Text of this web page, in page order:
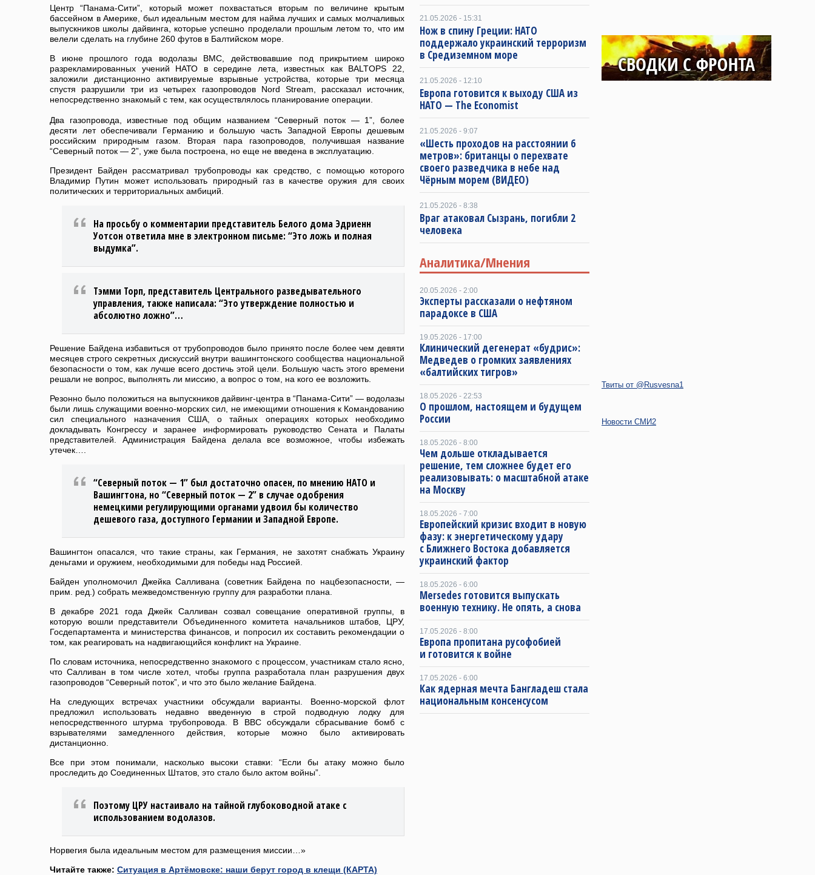
Центр “Панама-Сити”, который может похвастаться вторым по величине крытым
бассейном в Америке, был идеальным местом для найма лучших и самых молчаливых
выпускников школы дайвинга, которые успешно проделали прошлым летом то, что им
велели сделать на глубине 260 футов в Балтийском море.
В июне прошлого года водолазы ВМС, действовавшие под прикрытием широко
разрекламированных учений НАТО в середине лета, известных как BALTOPS 22,
заложили дистанционно активируемые взрывные устройства, которые три месяца
спустя разрушили три из четырех газопроводов Nord Stream, рассказал источник,
непосредственно знакомый с тем, как осуществлялось планирование операции.
Два газопровода, известные под общим названием “Северный поток — 1”, более
десяти лет обеспечивали Германию и большую часть Западной Европы дешевым
российским природным газом. Вторая пара газопроводов, получившая название
“Северный поток — 2”, уже была построена, но еще не введена в эксплуатацию.
Президент Байден рассматривал трубопроводы как средство, с помощью которого
Владимир Путин может использовать природный газ в качестве оружия для своих
политических и территориальных амбиций.
На просьбу о комментарии представитель Белого дома Эдриенн
Уотсон ответила мне в электронном письме: “Это ложь и полная
выдумка”.
Тэмми Торп, представитель Центрального разведывательного
управления, также написала: “Это утверждение полностью и
абсолютно ложно”…
Решение Байдена избавиться от трубопроводов было принято после более чем девяти
месяцев строго секретных дискуссий внутри вашингтонского сообщества национальной
безопасности о том, как лучше всего достичь этой цели. Большую часть этого времени
решали не вопрос, выполнять ли миссию, а вопрос о том, на кого ее возложить.
Резонно было положиться на выпускников дайвинг-центра в “Панама-Сити” — водолазы
были лишь служащими военно-морских сил, не имеющими отношения к Командованию
сил специального назначения США, о тайных операциях которых необходимо
докладывать Конгрессу и заранее информировать руководство Сената и Палаты
представителей. Администрация Байдена делала все возможное, чтобы избежать
утечек….
“Северный поток — 1” был достаточно опасен, по мнению НАТО и
Вашингтона, но “Северный поток — 2” в случае одобрения
немецкими регулирующими органами удвоил бы количество
дешевого газа, доступного Германии и Западной Европе.
Вашингтон опасался, что такие страны, как Германия, не захотят снабжать Украину
деньгами и оружием, необходимыми для победы над Россией.
Байден уполномочил Джейка Салливана (советник Байдена по нацбезопасности, —
прим. ред.) собрать межведомственную группу для разработки плана.
В декабре 2021 года Джейк Салливан созвал совещание оперативной группы, в
которую вошли представители Объединенного комитета начальников штабов, ЦРУ,
Госдепартамента и министерства финансов, и попросил их составить рекомендации о
том, как реагировать на надвигающийся конфликт на Украине.
По словам источника, непосредственно знакомого с процессом, участникам стало ясно,
что Салливан в том числе хотел, чтобы группа разработала план разрушения двух
газопроводов “Северный поток”, и что это было желание Байдена.
На следующих встречах участники обсуждали варианты. Военно-морской флот
предложил использовать недавно введенную в строй подводную лодку для
непосредственного штурма трубопровода. В ВВС обсуждали сбрасывание бомб с
взрывателями замедленного действия, которые можно было активировать
дистанционно.
Все при этом понимали, насколько высоки ставки: “Если бы атаку можно было
проследить до Соединенных Штатов, это стало было актом войны”.
Поэтому ЦРУ настаивало на тайной глубоководной атаке с
использованием водолазов.
Норвегия была идеальным местом для размещения миссии…»
Читайте также: Ситуация в Артёмовске: наши берут город в клещи (КАРТА)
21.05.2026 - 15:31
Нож в спину Греции: НАТО
поддержало украинский терроризм
в Средиземном море
21.05.2026 - 12:10
Европа готовится к выходу США из
НАТО — The Economist
21.05.2026 - 9:07
«Шесть проходов на расстоянии 6
метров»: британцы о перехвате
своего разведчика в небе над
Чёрным морем (ВИДЕО)
21.05.2026 - 8:38
Враг атаковал Сызрань, погибли 2
человека
Аналитика/Мнения
20.05.2026 - 2:00
Эксперты рассказали о нефтяном
парадоксе в США
19.05.2026 - 17:00
Клинический дегенерат «будрис»:
Медведев о громких заявлениях
«балтийских тигров»
18.05.2026 - 22:53
О прошлом, настоящем и будущем
России
18.05.2026 - 8:00
Чем дольше откладывается
решение, тем сложнее будет его
реализовывать: о масштабной атаке
на Москву
18.05.2026 - 7:00
Европейский кризис входит в новую
фазу: к энергетическому удару
с Ближнего Востока добавляется
украинский фактор
18.05.2026 - 6:00
Mersedes готовится выпускать
военную технику. Не опять, а снова
17.05.2026 - 8:00
Европа пропитана русофобией
и готовится к войне
17.05.2026 - 6:00
Как ядерная мечта Бангладеш стала
национальным консенсусом
Твиты от @Rusvesna1
Новости СМИ2